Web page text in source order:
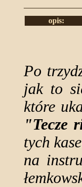
opis:
Po
jak to
które
"Tecze
tych
na